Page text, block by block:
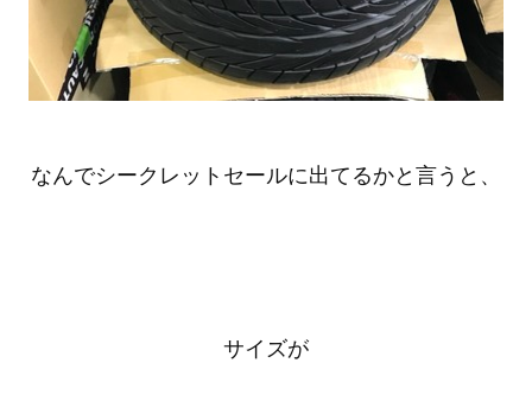
なんでシークレットセールに出てるかと言うと、
サイズが